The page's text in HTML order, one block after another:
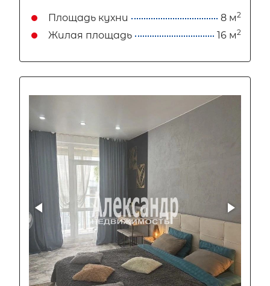
Площадь кухни 8 м2
Жилая площадь 16 м2